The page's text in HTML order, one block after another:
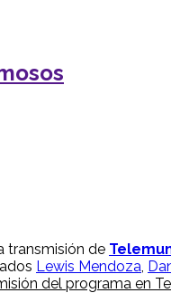
transmisión de
Lewis Mendoza
del programa en